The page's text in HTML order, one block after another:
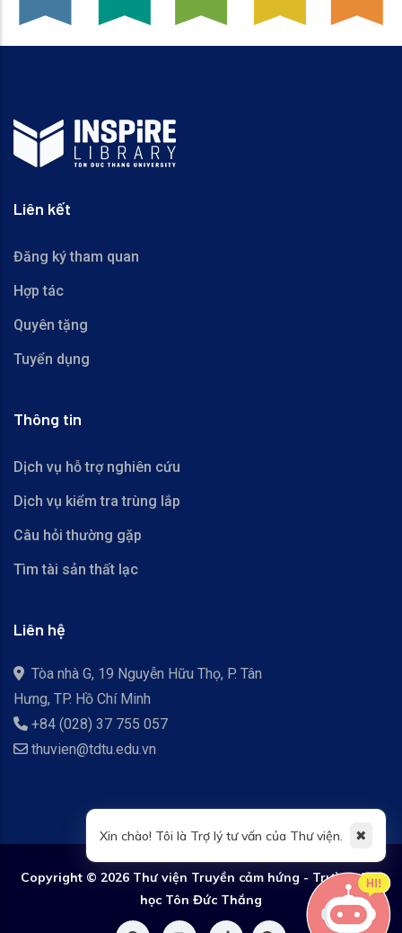
Liên kết
Đăng ký tham quan
Hợp tác
Quyên tặng
Tuyển dụng
Thông tin
Dịch vụ hỗ trợ nghiên cứu
Dịch vụ kiểm tra trùng lắp
Câu hỏi thường gặp
Tìm tài sản thất lạc
Liên hệ
Tòa nhà G, 19 Nguyễn Hữu Thọ, P. Tân
Hưng, TP. Hồ Chí Minh
+84 (028) 37 755 057
thuvien@tdtu.edu.vn
Xin chào! Tôi là Trợ lý tư vấn của Thư viện. ✖
Copyright © 2026 Thư viện Truyền cảm hứng - Trường Đại
học Tôn Đức Thắng